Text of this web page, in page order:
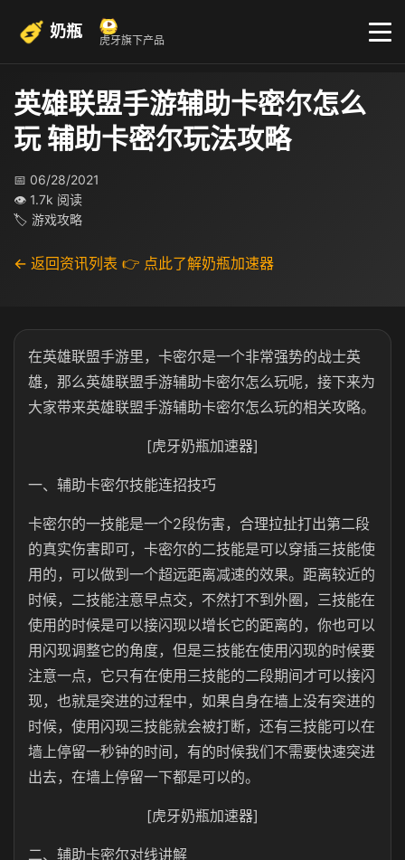
奶瓶 虎牙旗下产品
英雄联盟手游辅助卡密尔怎么
玩 辅助卡密尔玩法攻略
📅 06/28/2021
👁 1.7k 阅读
🏷 游戏攻略
← 返回资讯列表 👉 点此了解奶瓶加速器
在英雄联盟手游里，卡密尔是一个非常强势的战士英
雄，那么英雄联盟手游辅助卡密尔怎么玩呢，接下来为
大家带来英雄联盟手游辅助卡密尔怎么玩的相关攻略。
[虎牙奶瓶加速器]
一、辅助卡密尔技能连招技巧
卡密尔的一技能是一个2段伤害，合理拉扯打出第二段
的真实伤害即可，卡密尔的二技能是可以穿插三技能使
用的，可以做到一个超远距离减速的效果。距离较近的
时候，二技能注意早点交，不然打不到外圈，三技能在
使用的时候是可以接闪现以增长它的距离的，你也可以
用闪现调整它的角度，但是三技能在使用闪现的时候要
注意一点，它只有在使用三技能的二段期间才可以接闪
现，也就是突进的过程中，如果自身在墙上没有突进的
时候，使用闪现三技能就会被打断，还有三技能可以在
墙上停留一秒钟的时间，有的时候我们不需要快速突进
出去，在墙上停留一下都是可以的。
[虎牙奶瓶加速器]
二、辅助卡密尔对线讲解